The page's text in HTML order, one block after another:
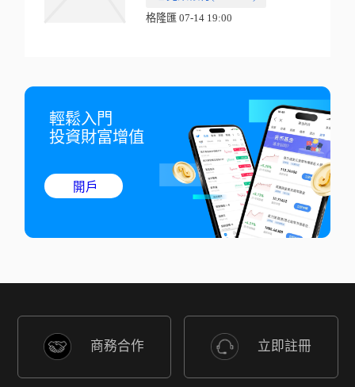
格隆匯 07-14 19:00
輕鬆入門
投資財富增值
開戶
商務合作 立即註冊